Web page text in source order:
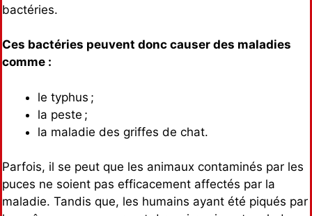
bactéries.
Ces bactéries peuvent donc causer des maladies
comme :
le typhus ;
la peste ;
la maladie des griffes de chat.
Parfois, il se peut que les animaux contaminés par les
puces ne soient pas efficacement affectés par la
maladie. Tandis que, les humains ayant été piqués par